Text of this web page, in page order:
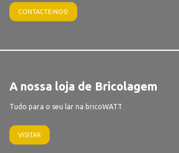
CONTACTE-NOS!
A nossa loja de Bricolagem
Tudo para o seu lar na bricoWATT
VISITAR